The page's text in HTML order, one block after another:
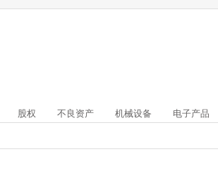
股权 不良资产 机械设备 电子产品